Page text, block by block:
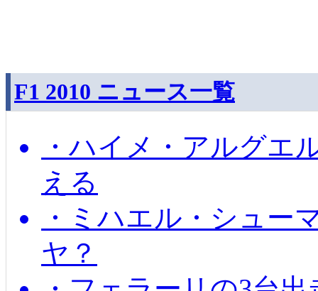
F1 2010 ニュース一覧
・ハイメ・アルグエ
える
・ミハエル・シュー
ヤ？